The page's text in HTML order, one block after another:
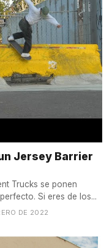
Jersey Barrier
Trucks se ponen
Si eres de los...
DE 2022